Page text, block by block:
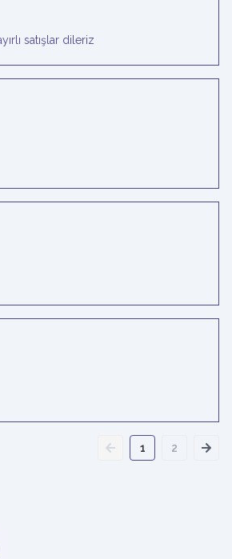
satışlar dileriz
1 2